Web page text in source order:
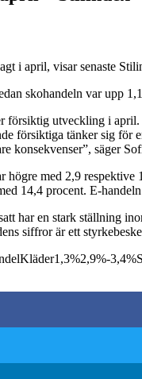
i april, visar senaste
skohandeln var upp
försiktig utveckling i
försiktiga tänker sig för
konsekvenser”, säger
med 2,9
14,4 procent. E-
har en stark ställning
siffror är ett